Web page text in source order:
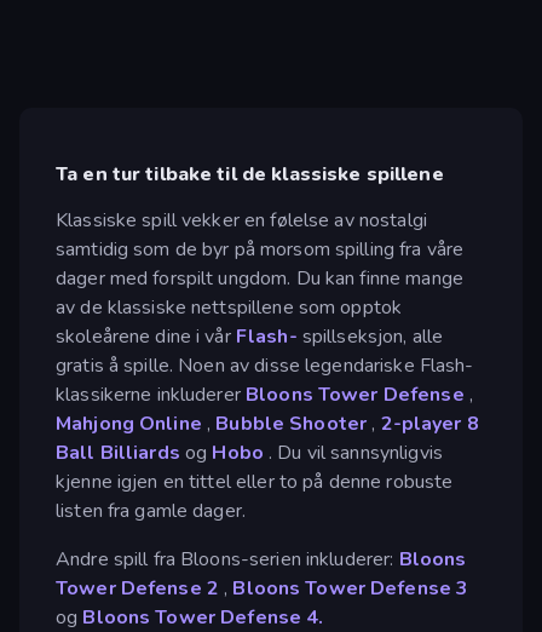
Ta en tur tilbake til de klassiske spillene
Klassiske spill vekker en følelse av nostalgi
samtidig som de byr på morsom spilling fra våre
dager med forspilt ungdom. Du kan finne mange
av de klassiske nettspillene som opptok
skoleårene dine i vår Flash- spillseksjon, alle
gratis å spille. Noen av disse legendariske Flash-
klassikerne inkluderer Bloons Tower Defense ,
Mahjong Online , Bubble Shooter , 2-player 8
Ball Billiards og Hobo . Du vil sannsynligvis
kjenne igjen en tittel eller to på denne robuste
listen fra gamle dager.
Andre spill fra Bloons-serien inkluderer: Bloons
Tower Defense 2 , Bloons Tower Defense 3
og Bloons Tower Defense 4.